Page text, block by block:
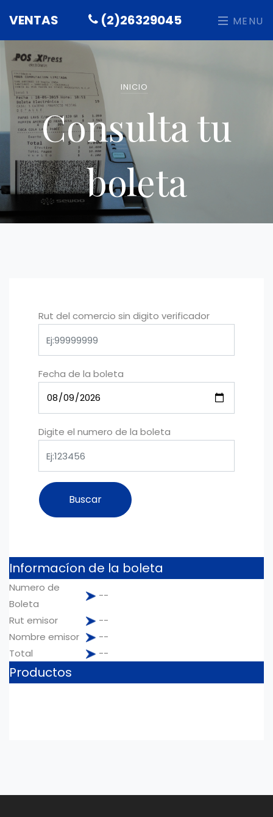
VENTAS (2)26329045 MENU
INICIO
Consulta tu
boleta
Rut del comercio sin digito verificador
Fecha de la boleta
Digite el numero de la boleta
Informacíon de la boleta
Numero de
Boleta
--
Rut emisor
--
Nombre emisor
--
Total
--
Productos